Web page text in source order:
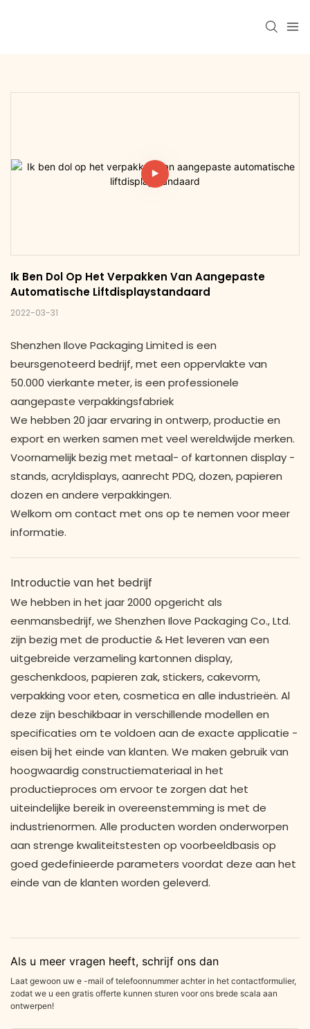
Ik Ben Dol Op Het Verpakken Van Aangepaste
Automatische Liftdisplaystandaard
2022-03-31
Shenzhen Ilove Packaging Limited is een
beursgenoteerd bedrijf, met een oppervlakte van
50.000 vierkante meter, is een professionele
aangepaste verpakkingsfabriek
We hebben 20 jaar ervaring in ontwerp, productie en
export en werken samen met veel wereldwijde merken.
Voornamelijk bezig met metaal- of kartonnen display -
stands, acryldisplays, aanrecht PDQ, dozen, papieren
dozen en andere verpakkingen.
Welkom om contact met ons op te nemen voor meer
informatie.
Introductie van het bedrijf
We hebben in het jaar 2000 opgericht als
eenmansbedrijf, we Shenzhen Ilove Packaging Co., Ltd.
zijn bezig met de productie & Het leveren van een
uitgebreide verzameling kartonnen display,
geschenkdoos, papieren zak, stickers, cakevorm,
verpakking voor eten, cosmetica en alle industrieën. Al
deze zijn beschikbaar in verschillende modellen en
specificaties om te voldoen aan de exacte applicatie -
eisen bij het einde van klanten. We maken gebruik van
hoogwaardig constructiemateriaal in het
productieproces om ervoor te zorgen dat het
uiteindelijke bereik in overeenstemming is met de
industrienormen. Alle producten worden onderworpen
aan strenge kwaliteitstesten op voorbeeldbasis op
goed gedefinieerde parameters voordat deze aan het
einde van de klanten worden geleverd.
Als u meer vragen heeft, schrijf ons dan
Laat gewoon uw e -mail of telefoonnummer achter in het contactformulier,
zodat we u een gratis offerte kunnen sturen voor ons brede scala aan
ontwerpen!